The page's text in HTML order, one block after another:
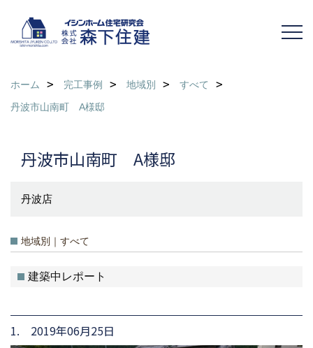
ホーム 完工事例 地域別
すべて
丹波市山南町 A様邸
丹波市山南町 A様邸
丹波店
地域別｜すべて
建築中レポート
1. 2019年06月25日